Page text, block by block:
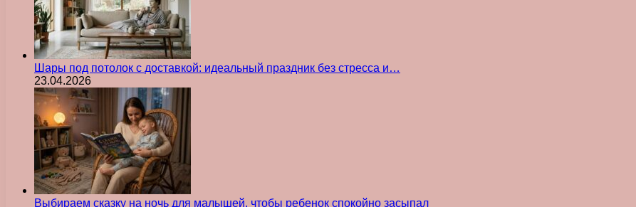
Шары под потолок с доставкой: идеальный праздник без стресса и…
23.04.2026
Выбираем сказку на ночь для малышей, чтобы ребенок спокойно засыпал